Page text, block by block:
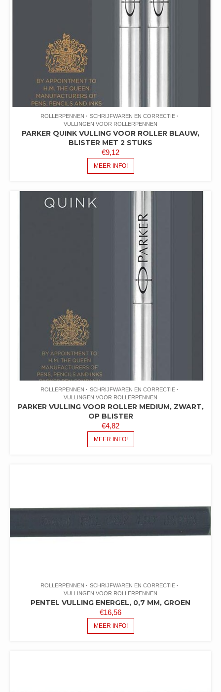
ROLLERPENNEN
SCHRIJFWAREN EN CORRECTIE
VULLINGEN VOOR ROLLERPENNEN
PARKER QUINK VULLING VOOR ROLLER BLAUW,
BLISTER MET 2 STUKS
€9,12
MEER INFO!
ROLLERPENNEN
SCHRIJFWAREN EN CORRECTIE
VULLINGEN VOOR ROLLERPENNEN
PARKER VULLING VOOR ROLLER MEDIUM, ZWART,
OP BLISTER
€4,82
MEER INFO!
ROLLERPENNEN
SCHRIJFWAREN EN CORRECTIE
VULLINGEN VOOR ROLLERPENNEN
PENTEL VULLING ENERGEL, 0,7 MM, GROEN
€16,56
MEER INFO!